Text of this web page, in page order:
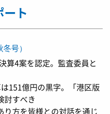
ト
号）
算4案を認定。監査委員と
151億円の黒字。「港区版
討すべき
り方を皆様との対話を通じ